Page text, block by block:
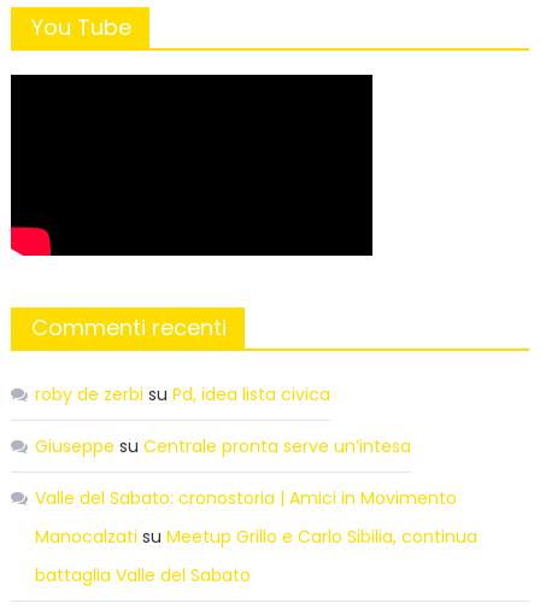
You Tube
Commenti recenti
roby de zerbi su Pd, idea lista civica
Giuseppe su Centrale pronta serve un’intesa
Valle del Sabato: cronostoria | Amici in Movimento
Manocalzati su Meetup Grillo e Carlo Sibilia, continua
battaglia Valle del Sabato